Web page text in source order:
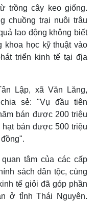
vàng
dùng
khoán
cà phê
trồng cây keo giống.
chuồng trại nuôi trâu
lao động không biết
khoa học kỹ thuật vào
triển kinh tế tại địa
Lập, xã Văn Lăng,
sẻ: "Vụ đầu tiên
bán được 200 triệu
bán được 500 triệu
tâm của các cấp
sách dân tộc, cùng
tế giỏi đã góp phần
ở tỉnh Thái Nguyên.